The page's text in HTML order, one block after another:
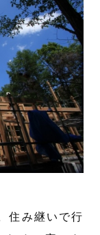
住み継いで行